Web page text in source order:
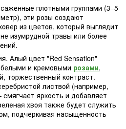
плотными группами (3–5
эти розы создают
из цветов, который выглядит
изумрудной травы или более
Алый цвет "Red Sensation"
и кремовыми розами,
торжественный контраст.
листвой (например,
яркость и добавляет
хвоя также будет служить
подчеркивая насыщенность